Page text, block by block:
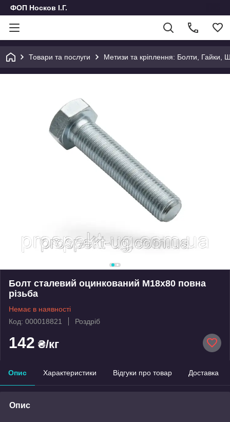
ФОП Носков І.Г.
Товари та послуги Метизи та кріплення: Болти, Гайки,
Болт сталевий оцинкований М18х80 повна
різьба
Немає в наявності
Код: 000018821
Роздріб
142 ₴/кг
Опис Характеристики Відгуки про товар Доставка
Опис